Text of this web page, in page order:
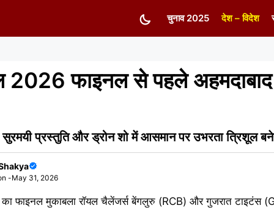
चुनाव 2025 देश – विदेश
2026 फाइनल से पहले
प्रस्तुति और ड्रोन शो में आसमान पर उभरता त्रिशूल
-May 31, 2026
फाइनल मुकाबला रॉयल चैलेंजर्स बेंगलुरु (RCB) और गुजरात टाइटंस